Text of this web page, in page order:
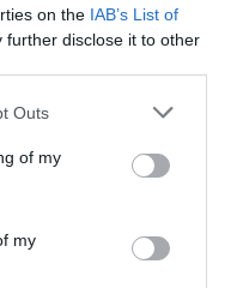
on the IAB’s List of
further disclose it to other
one or more Google
You may click to
its third-party tags to
in below Google
Outs
of my
my
BARKÓSCINEGE